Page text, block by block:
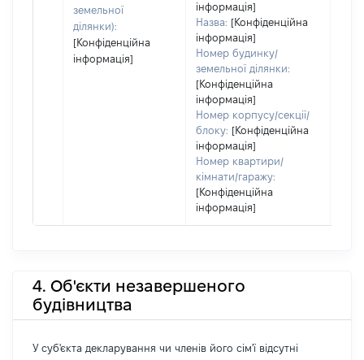
земельної
ділянки):
[Конфіденційна
інформація]
інформація]
Назва: [Конфіденційна
інформація]
Номер будинку/
земельної ділянки:
[Конфіденційна
інформація]
Номер корпусу/секції/
блоку: [Конфіденційна
інформація]
Номер квартири/
кімнати/гаражу:
[Конфіденційна
інформація]
4. Об'єкти незавершеного
будівництва
У суб'єкта декларування чи членів його сім'ї відсутні